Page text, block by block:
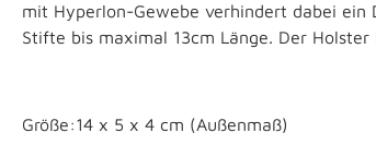
mit Hyperlon-Gewebe verhindert dabei ein
Stifte bis maximal 13cm Länge. Der
Größe:14 x 5 x 4 cm (Außenmaß)